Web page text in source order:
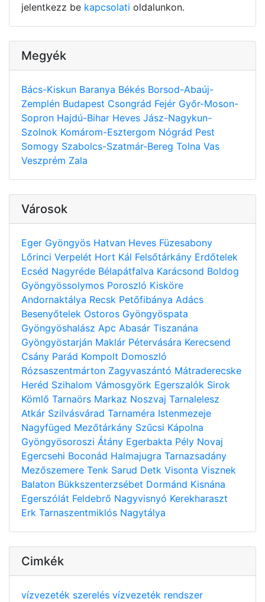
jelentkezz be kapcsolati oldalunkon.
Megyék
Bács-Kiskun Baranya Békés Borsod-Abaúj-
Zemplén Budapest Csongrád Fejér Győr-Moson-
Sopron Hajdú-Bihar Heves Jász-Nagykun-
Szolnok Komárom-Esztergom Nógrád Pest
Somogy Szabolcs-Szatmár-Bereg Tolna Vas
Veszprém Zala
Városok
Eger Gyöngyös Hatvan Heves Füzesabony
Lőrinci Verpelét Hort Kál Felsőtárkány Erdőtelek
Ecséd Nagyréde Bélapátfalva Karácsond Boldog
Gyöngyössolymos Poroszló Kisköre
Andornaktálya Recsk Petőfibánya Adács
Besenyőtelek Ostoros Gyöngyöspata
Gyöngyöshalász Apc Abasár Tiszanána
Gyöngyöstarján Maklár Pétervására Kerecsend
Csány Parád Kompolt Domoszló
Rózsaszentmárton Zagyvaszántó Mátraderecske
Heréd Szihalom Vámosgyörk Egerszalók Sirok
Kömlő Tarnaörs Markaz Noszvaj Tarnalelesz
Atkár Szilvásvárad Tarnaméra Istenmezeje
Nagyfüged Mezőtárkány Szűcsi Kápolna
Gyöngyösoroszi Átány Egerbakta Pély Novaj
Egercsehi Boconád Halmajugra Tarnazsadány
Mezőszemere Tenk Sarud Detk Visonta Visznek
Balaton Bükkszenterzsébet Dormánd Kisnána
Egerszólát Feldebrő Nagyvisnyó Kerekharaszt
Erk Tarnaszentmiklós Nagytálya
Cimkék
vízvezeték szerelés vízvezeték rendszer